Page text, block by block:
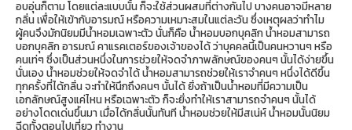
อบอุ่นก็ตาม โดยแต่ละแบบนั้น ก็จะใช้ส่วนผสมที่ต่างกันไป บางคนอาจมีหลาย
กลิ่น เพื่อให้เข้ากับอารมณ์ หรือความเหมาะสมในแต่ละวัน ซึ่งเหตุผลว่าทำไม
ผู้คนจึงมักนิยมมีน้ำหอมเฉพาะตัว นั่นก็คือ น้ำหอมบอกบุคลิก น้ำหอมสามารถ
บอกบุคลิก อารมณ์ คาแรคเตอร์ของเจ้าของได้ ว่าบุคคลนี้เป็นคนหวานๆ หรือ
คนเท่ๆ ซึ่งเป็นส่วนหนึ่งในการช่วยให้จดจำภาพลักษณ์ของคนๆ นั้นได้ง่ายขึ้น
นั่นเอง น้ำหอมช่วยให้จดจำได้ น้ำหอมสามารถช่วยให้เราจำคนๆ หนึ่งได้ดีขึ้น
ทุกครั้งที่ได้กลิ่น จะทำให้นึกถึงคนๆ นั้นได้ ยิ่งถ้าเป็นน้ำหอมที่มีความเป็น
เอกลักษณ์สูงแค่ไหน หรือเฉพาะตัว ก็จะยิ่งทำให้เราสามารถจำคนๆ นั้นได้
อย่างโดดเด่นขึ้นมา เมื่อได้กลิ่นนั้นทันที น้ำหอมช่วยให้มีสเน่ห์ น้ำหอมนั้นนิยม
ฉีดทั้งตอนไปเที่ยว ทำงาน